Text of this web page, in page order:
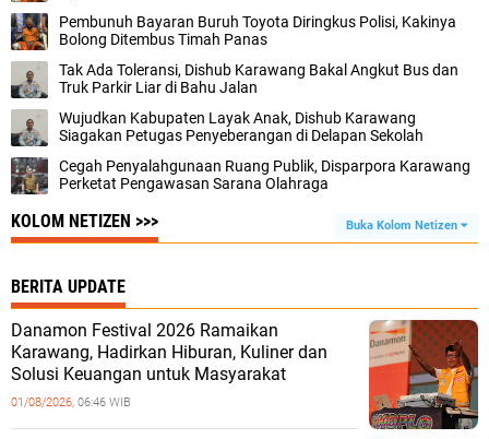
Pembunuh Bayaran Buruh Toyota Diringkus Polisi, Kakinya
Bolong Ditembus Timah Panas
Tak Ada Toleransi, Dishub Karawang Bakal Angkut Bus dan
Truk Parkir Liar di Bahu Jalan
Wujudkan Kabupaten Layak Anak, Dishub Karawang
Siagakan Petugas Penyeberangan di Delapan Sekolah
Cegah Penyalahgunaan Ruang Publik, Disparpora Karawang
Perketat Pengawasan Sarana Olahraga
KOLOM NETIZEN >>> Buka Kolom Netizen
BERITA UPDATE
Danamon Festival 2026 Ramaikan
Karawang, Hadirkan Hiburan, Kuliner dan
Solusi Keuangan untuk Masyarakat
01/08/2026, 06:46 WIB